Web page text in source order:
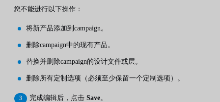
您不能进行以下操作：
将新产品添加到campaign。
删除campaign中的现有产品。
替换并删除campaign的设计文件或层。
删除所有定制选项（必须至少保留一个定制选项）。
完成编辑后，点击 Save。